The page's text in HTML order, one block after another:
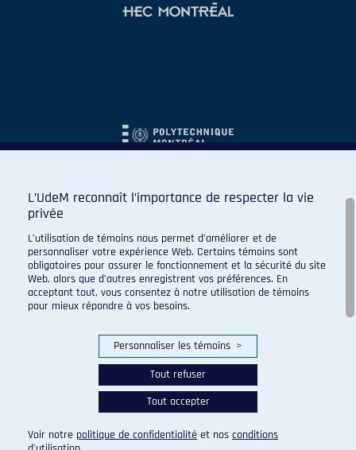
© 2026 Carabins de l'Université de Montréal. Tous droits
réservés.
Paramètres des témoins
L’UdeM reconnaît l’importance de respecter la vie
privée
L’utilisation de témoins nous permet d’améliorer et de
personnaliser votre expérience Web. Certains témoins sont
obligatoires pour assurer le fonctionnement et la sécurité du site
Web, alors que d’autres enregistrent vos préférences. En
acceptant tout, vous consentez à notre utilisation de témoins
pour mieux répondre à vos besoins.
Personnaliser les témoins >
Tout refuser
Tout accepter
Voir notre politique de confidentialité et nos conditions